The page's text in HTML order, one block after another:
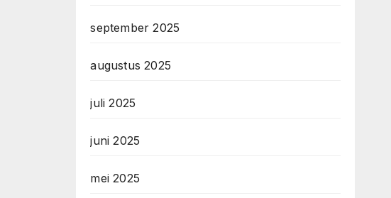
september 2025
augustus 2025
juli 2025
juni 2025
mei 2025